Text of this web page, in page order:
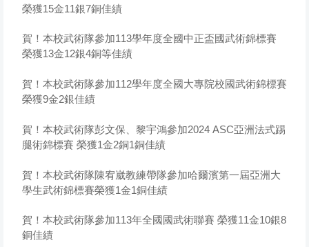
榮獲15金11銀7銅佳績
賀！本校武術隊參加113學年度全國中正盃國武術錦標賽
榮獲13金12銀4銅等佳績
賀！本校武術隊參加112學年度全國大專院校國武術錦標賽
榮獲9金2銀佳績
賀！本校武術隊彭文保、黎宇鴻參加2024 ASC亞洲法式踢
腿術錦標賽 榮獲1金2銅1銅佳績
賀！本校武術隊陳宥崴教練帶隊參加哈爾濱第一屆亞洲大
學生武術錦標賽榮獲1金1銅佳績
賀！本校武術隊參加113年全國國武術聯賽 榮獲11金10銀8
銅佳績